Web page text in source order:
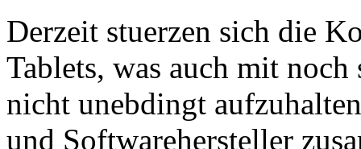
Derzeit stuerzen sich die
Tablets, was auch mit
nicht unebdingt
und Softwarehersteller